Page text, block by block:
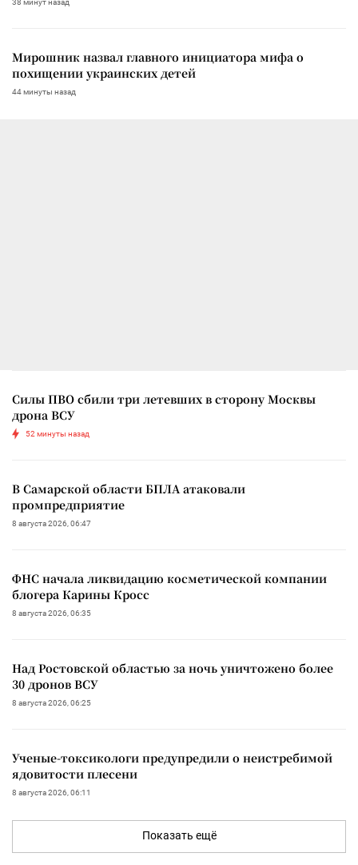
Мирошник назвал главного инициатора мифа о
похищении украинских детей
44 минуты назад
Силы ПВО сбили три летевших в сторону Москвы
дрона ВСУ
52 минуты назад
В Самарской области БПЛА атаковали
промпредприятие
8 августа 2026, 06:47
ФНС начала ликвидацию косметической компании
блогера Карины Кросс
8 августа 2026, 06:35
Над Ростовской областью за ночь уничтожено более
30 дронов ВСУ
8 августа 2026, 06:25
Ученые-токсикологи предупредили о неистребимой
ядовитости плесени
8 августа 2026, 06:11
Показать ещё